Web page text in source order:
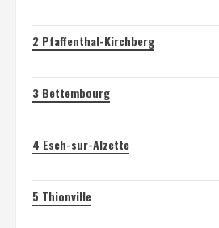
2 Pfaffenthal-Kirchberg
3 Bettembourg
4 Esch-sur-Alzette
5 Thionville